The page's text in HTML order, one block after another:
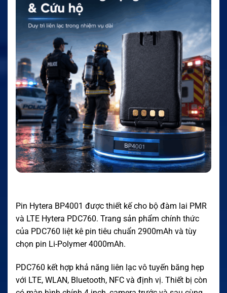
Pin Hytera BP4001 được thiết kế cho bộ đàm lai PMR
và LTE Hytera PDC760. Trang sản phẩm chính thức
của PDC760 liệt kê pin tiêu chuẩn 2900mAh và tùy
chọn pin Li-Polymer 4000mAh.
PDC760 kết hợp khả năng liên lạc vô tuyến băng hẹp
với LTE, WLAN, Bluetooth, NFC và định vị. Thiết bị còn